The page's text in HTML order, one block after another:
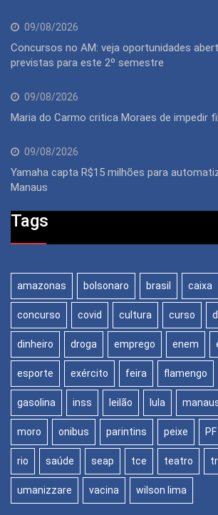
09/08/2026
Concursos no AM: veja oportunidades
previstas para este 2º semestre
09/08/2026
Maria do Carmo critica Moraes de impedir
09/08/2026
Yamaha capta R$15 milhões para
Manaus
Tags
amazonas bolsonaro brasil caixa
concurso covid cultura curso
dinheiro droga emprego enem
esporte exército feira flamengo
gasolina inss leilão lula
moro onibus parintins peixe PF
rio saúde seap tce teatro
umanizzare vacina wilson lima